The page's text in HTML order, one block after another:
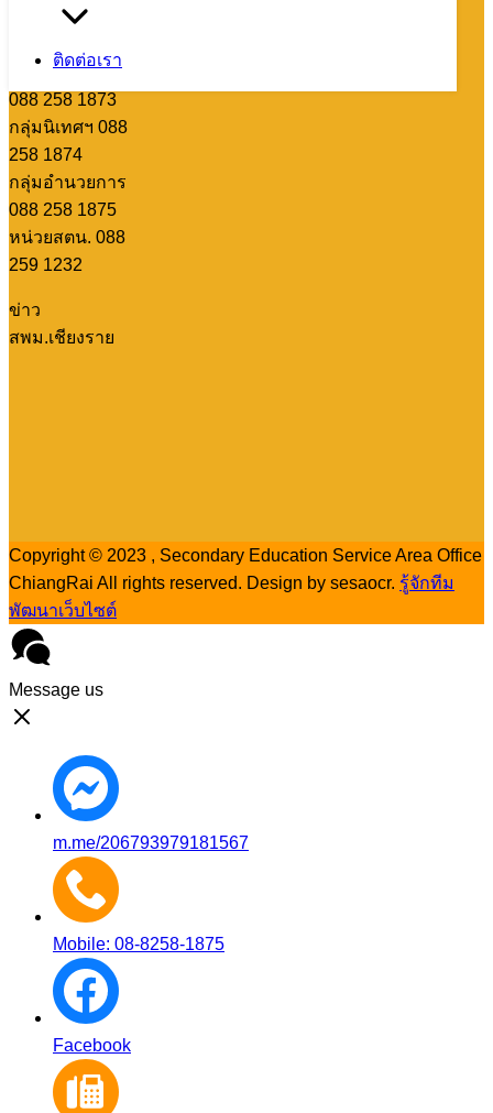
ติดต่อเรา
กลุ่มบุคคลฯ
กลุ่มส่งเสริมฯ
088 258 1873
กลุ่มนิเทศฯ 088
258 1874
กลุ่มอำนวยการ
088 258 1875
หน่วยสตน. 088
259 1232
ข่าว
สพม.เชียงราย
Copyright © 2023 , Secondary Education Service Area Office
ChiangRai All rights reserved. Design by sesaocr. รู้จักทีม
พัฒนาเว็บไซต์
Message us
m.me/206793979181567
Mobile: 08-8258-1875
Facebook